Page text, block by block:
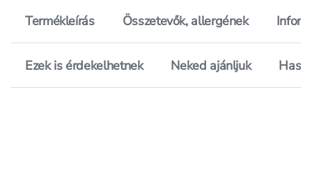
Termékleírás Összetevők, allergének
Ezek is érdekelhetnek Neked ajánljuk